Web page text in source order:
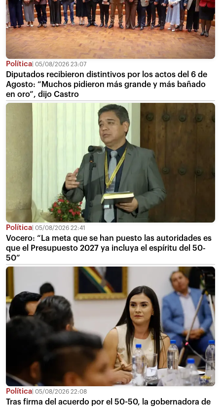
Política 05/08/2026 23:07
Diputados recibieron distintivos por los actos del 6 de
Agosto: “Muchos pidieron más grande y más bañado
en oro”, dijo Castro
Política 05/08/2026 22:41
Vocero: “La meta que se han puesto las autoridades es
que el Presupuesto 2027 ya incluya el espíritu del 50-
50”
Política 05/08/2026 22:08
Tras firma del acuerdo por el 50-50, la gobernadora de